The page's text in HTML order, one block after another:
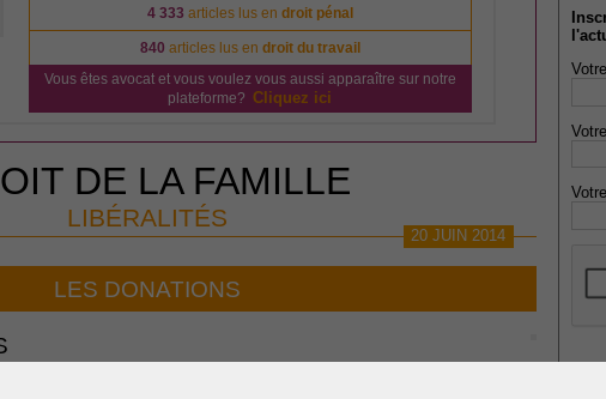
4 333 articles lus en droit pénal
840 articles lus en droit du travail
Vous êtes avocat et vous voulez vous aussi apparaître sur notre
plateforme? Cliquez ici
DE LA FAMILLE
LIBÉRALITÉS
20 JUIN 2014
LES DONATIONS
et caractéristiques
*